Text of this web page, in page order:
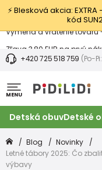
⚡ Blesková akcia:
kód
Výmena a vrátenie tovaru -
Zľava 3,80 EUR na prvý
+420 725 518 759 (Po-
MENU
Detská obuvDetské
Blog
Novinky
Letné tábory 2025: Čo
výbavy